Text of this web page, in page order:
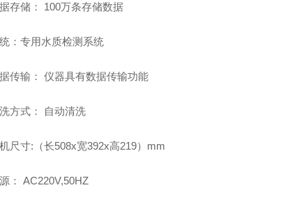
存储： 100万条存储数据
： 专用水质检测系统
传输： 仪器具有数据传输功能
方式： 自动清洗
尺寸:（长508x宽392x高219） mm
： AC220V,50HZ